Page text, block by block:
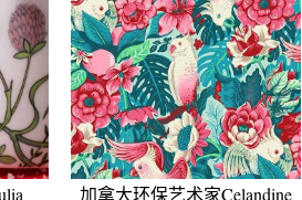
加拿大环保艺术家Celandine